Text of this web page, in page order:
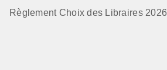
Règlement Choix des Libraires 2026